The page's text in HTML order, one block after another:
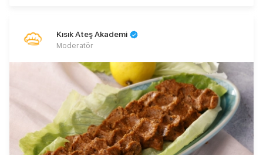
Kısık Ateş Akademi
Moderatör